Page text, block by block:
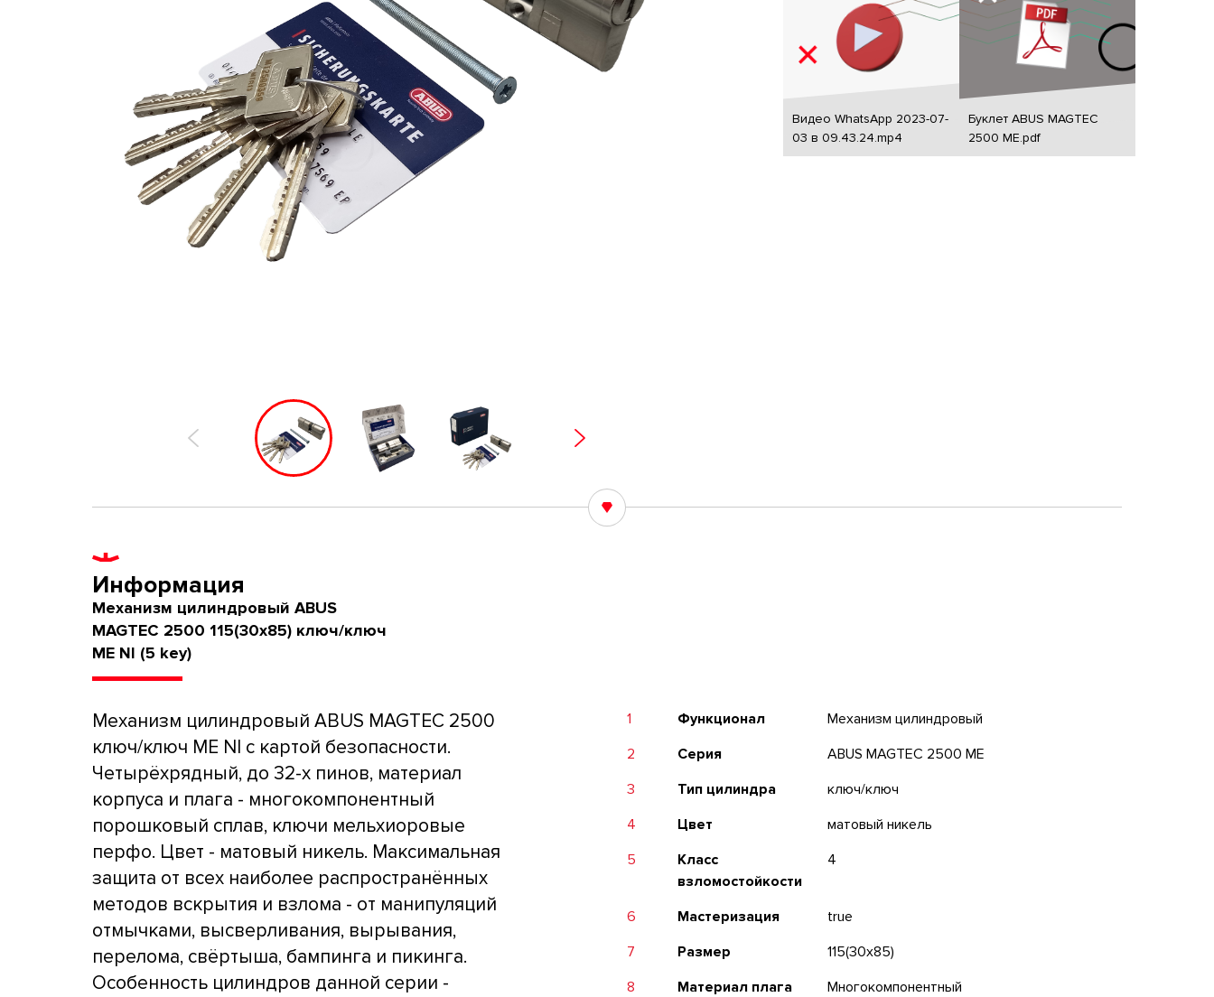
Видео WhatsApp 2023-07-
03 в 09.43.24.mp4
Буклет ABUS MAGTEC
2500 ME.pdf
Информация
Механизм цилиндровый ABUS
MAGTEC 2500 115(30x85) ключ/ключ
ME NI (5 key)
Механизм цилиндровый ABUS MAGTEC 2500
ключ/ключ ME NI с картой безопасности.
Четырёхрядный, до 32-х пинов, материал
корпуса и плага - многокомпонентный
порошковый сплав, ключи мельхиоровые
перфо. Цвет - матовый никель. Максимальная
защита от всех наиболее распространённых
методов вскрытия и взлома - от манипуляций
отмычками, высверливания, вырывания,
перелома, свёртыша, бампинга и пикинга.
Особенность цилиндров данной серии -
1 Функционал
Механизм цилиндровый
2
Серия
ABUS MAGTEC 2500 ME
3
Тип цилиндра
ключ/ключ
4
Цвет
матовый никель
5
Класс
взломостойкости
4
6 Мастеризация
true
7
Размер
115(30x85)
8
Материал плага
Многокомпонентный